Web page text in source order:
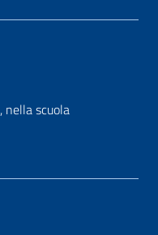
nella scuola